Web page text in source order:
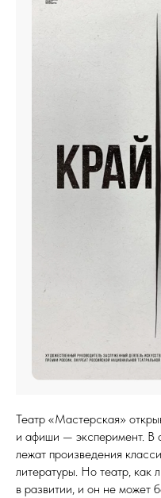
Театр «Мастерская»
и афиши — эксперимент. В
лежат произведения
литературы. Но театр, как
в развитии, и он не может